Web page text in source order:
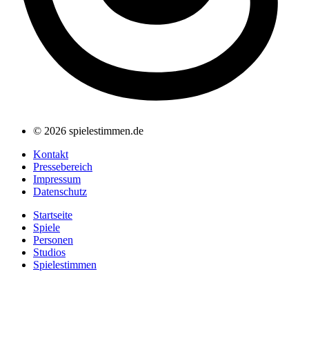
© 2026 spielestimmen.de
Kontakt
Pressebereich
Impressum
Datenschutz
Startseite
Spiele
Personen
Studios
Spielestimmen